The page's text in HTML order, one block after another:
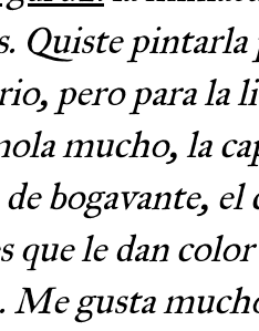
Quiste
pero para la
mucho, la
de bogavante,
que le dan
Me gusta